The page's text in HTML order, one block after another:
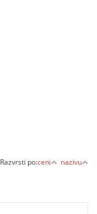
Razvrsti po:ceni nazivu